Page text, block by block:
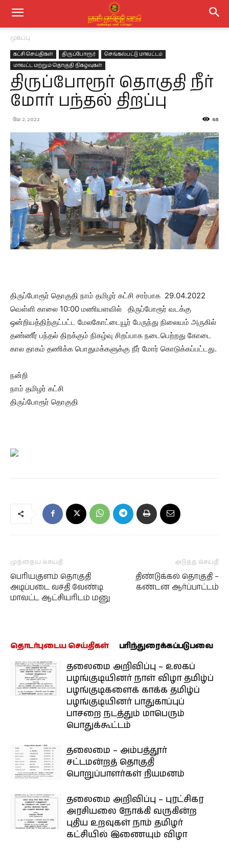
முகப்பு
கட்சி செய்திகள் திருப்போரூர்
செங்கல்பட்டு மாவட்டம்
மாவட்ட மற்றும் தொகுதி நிகழ்வுகள்
திருப்போரூர் தொகுதி நீர்
மோர் பந்தல் திறப்பு
மே 2, 2022 68
திருப்போரூர் தொகுதி நாம் தமிழர் கட்சி சார்பாக 29.04.2022
வெள்ளி காலை 10:00 மணியளவில் திருப்போரூர் வடக்கு
ஒன்றியத்திற்குட்பட்ட மேலகோட்டையூர் பேருந்து நிலையம் அருகில்
தண்ணீர் பந்தல் திறக்கும் நிகழ்வு சிறப்பாக நடைபெற்றது கோடை
கால தாகம் தணிக்க பொதுமக்களுக்கு நீர் மோர் கொடுக்கப்பட்டது.
நன்றி
நாம் தமிழர் கட்சி
திருப்போரூர் தொகுதி
முந்தைய செய்தி
பெரியகுளம் தொகுதி
அடிப்படை வசதி வேண்டி
மாவட்ட ஆட்சியரிடம் மனு
அடுத்த செய்தி
திண்டுக்கல் தொகுதி –
கண்டன ஆர்ப்பாட்டம்
தொடர்புடைய செய்திகள் பரிந்துரைக்கப்படுபவை
தலைமை அறிவிப்பு – உலகப்
பழங்குடியினர் நாள் விழா தமிழ்ப்
பழங்குடிகளைக் காக்க தமிழ்ப்
பழங்குடியினர் பாதுகாப்புப்
பாசறை நடத்தும் மாபெரும்
பொதுக்கூட்டம்
தலைமை – அம்பத்தூர்
சட்டமன்றத் தொகுதி
பொறுப்பாளர்கள் நியமனம்
தலைமை அறிவிப்பு – புரட்சிகர
அரசியலை நோக்கி வருகின்ற
புதிய உறவுகள் நாம் தமிழர்
கட்சியில் இணையும் விழா